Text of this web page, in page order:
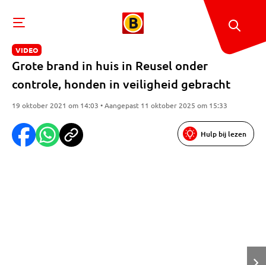
VIDEO
Grote brand in huis in Reusel onder
controle, honden in veiligheid gebracht
19 oktober 2021 om 14:03 • Aangepast 11 oktober 2025 om 15:33
Hulp bij lezen